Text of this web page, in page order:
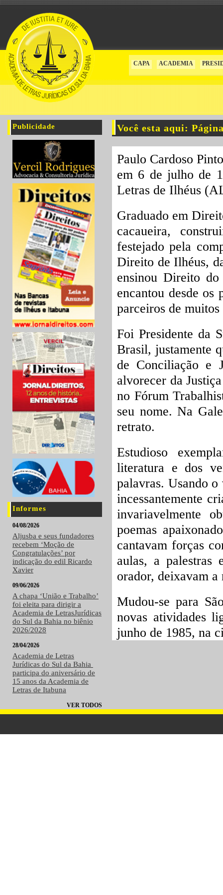
CAPA ACADEMIA
Publicidade
Informes
04/08/2026
Aljusba e seus fundadores
recebem ‘Moção de
Congratulações’ por
indicação do edil Ricardo
Xavier
09/06/2026
A chapa ‘União e Trabalho’
foi eleita para dirigir a
Academia de LetrasJurídicas
do Sul da Bahia no biênio
2026/2028
28/04/2026
Academia de Letras
Jurídicas do Sul da Bahia
participa do aniversário de
15 anos da Academia de
Letras de Itabuna
VER TODOS
Você esta aqui:
Paulo Cardoso
em 6 de julho de
Letras de Ilhéus
Graduado em
cacaueira,
festejado pela
Direito de Ilhéus,
ensinou Direito
encantou desde os
parceiros de muitos
Foi Presidente da
Brasil, justamente
de Conciliação e
alvorecer da
no Fórum
seu nome. Na
retrato.
Estudioso
literatura e dos
palavras. Usando
incessantemente
invariavelmente
poemas
cantavam forças
aulas, a palestras
orador, deixavam a
Mudou-se para
novas atividades
junho de 1985, na